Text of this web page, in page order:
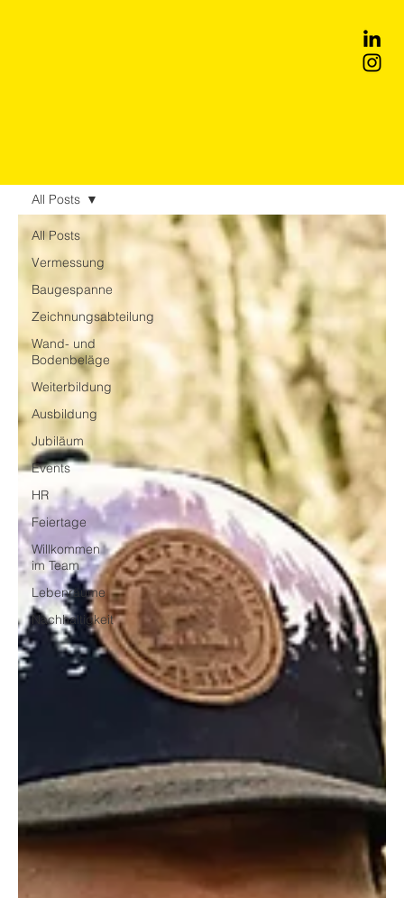
All Posts
Vermessung
Baugespanne
Zeichnungsabteilung
Wand- und
Bodenbeläge
Weiterbildung
Ausbildung
Jubiläum
Events
HR
Feiertage
Willkommen
im Team
Lebenräume
Nachhaltigkeit
All Posts